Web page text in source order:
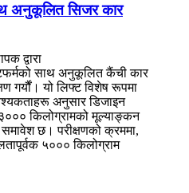
अनुकूलित सिजर कार
द्वारा
साथ अनुकूलित कैंची कार
गर्यौं। यो लिफ्ट विशेष रूपमा
अनुसार डिजाइन
किलोग्रामको मूल्याङ्कन
समावेश छ। परीक्षणको क्रममा,
५००० किलोग्राम